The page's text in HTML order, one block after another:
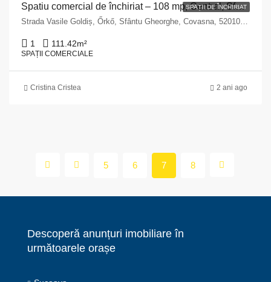
SPAȚII DE ÎNCHIRIAT
Spatiu comercial de închiriat – 108 mp, Central, Sfântu Gheorghe, Str. Vasile Goldiș nr. 5
Strada Vasile Goldiș, Őrkő, Sfântu Gheorghe, Covasna, 520100, Romania
1 111.42m²
SPAȚII COMERCIALE
Cristina Cristea 2 ani ago
5 6 7 8
Descoperă anunțuri imobiliare în
următoarele orașe